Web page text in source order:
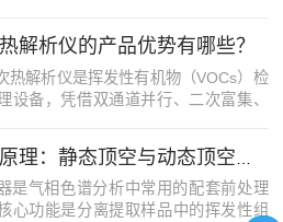
。解决这一问题需要从样品前处理、
及设备改进等多个层面入手。样品性
泡...
解析仪的产品优势有哪些？
热解析仪是挥发性有机物（VOCs）检
设备，凭借双通道并行、二次富集、
材料等领域的优选设备，核心优势如
并行，效率翻倍采用双独立分析通道
是气相色谱分析中常用的配套前处理
心功能是分离提取样品中的挥发性组